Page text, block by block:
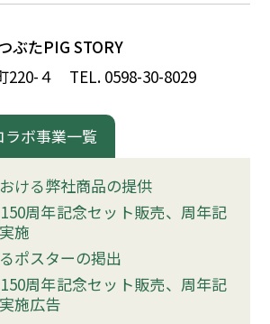
ぶたPIG STORY
220-４ TEL. 0598-30-8029
ラボ事業一覧
ける弊社商品の提供
周年記念セット販売、周年記
施
ポスターの掲出
周年記念セット販売、周年記
施広告